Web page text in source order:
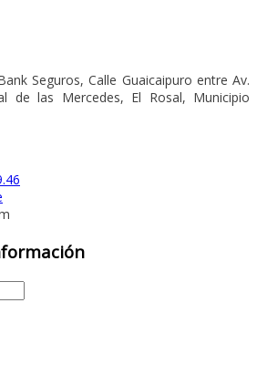
Seguros, Calle Guaicaipuro entre Av.
de las Mercedes, El Rosal, Municipio